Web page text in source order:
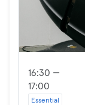
16:30 —
17:00
Essential